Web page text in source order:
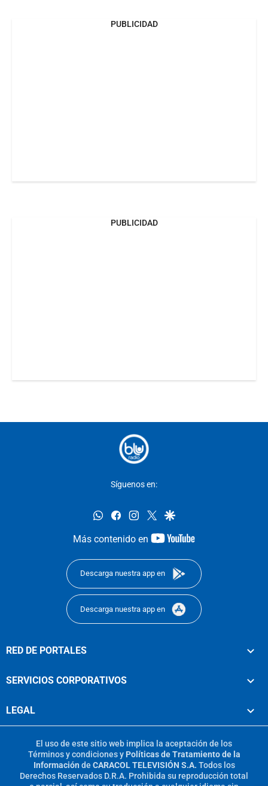
PUBLICIDAD
PUBLICIDAD
Síguenos en:
whatsappfacebookinstagram
twittergoogle
Más contenido en
youtube-
Descarga nuestra app en
Descarga nuestra app en
RED DE PORTALES
SERVICIOS CORPORATIVOS
LEGAL
El uso de este sitio web implica la aceptación de los
Términos y condicionesy Políticas de Tratamiento de la
Información de CARACOL TELEVISIÓN S.A. Todos los
Derechos Reservados D.R.A. Prohibida su reproducción total